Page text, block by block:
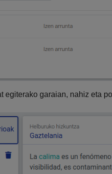
garaian, nahiz eta